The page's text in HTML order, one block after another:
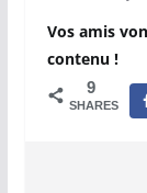
Vos amis
contenu !
9
SHARES